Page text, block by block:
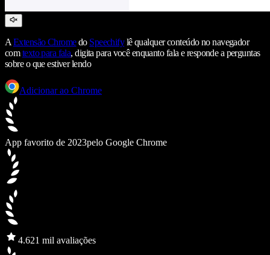
A Extensão Chromedo Speechifylê qualquer conteúdo no navegador
comtexto para fala, digita para você enquanto fala e responde a perguntas
sobre o que estiver lendo
Adicionar ao Chrome
App favorito de 2023pelo Google Chrome
4.621 mil avaliações